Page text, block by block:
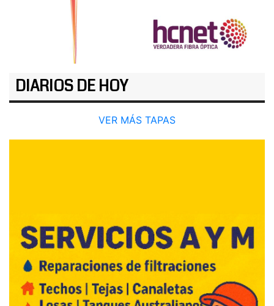
DIARIOS DE HOY
VER MÁS TAPAS